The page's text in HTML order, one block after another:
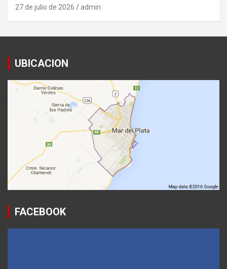
27 de julio de 2026 admin
UBICACION
FACEBOOK